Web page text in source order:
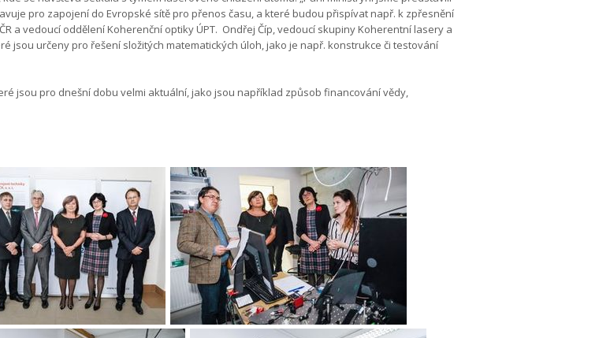
pro zapojení do Evropské sítě pro přenos času, a které budou přispívat např. k zpřesnění
a vedoucí oddělení Koherenční optiky ÚPT. Ondřej Číp, vedoucí skupiny Koherentní lasery a
určeny pro řešení složitých matematických úloh, jako je např. konstrukce či testování
jsou pro dnešní dobu velmi aktuální, jako jsou například způsob financování vědy,